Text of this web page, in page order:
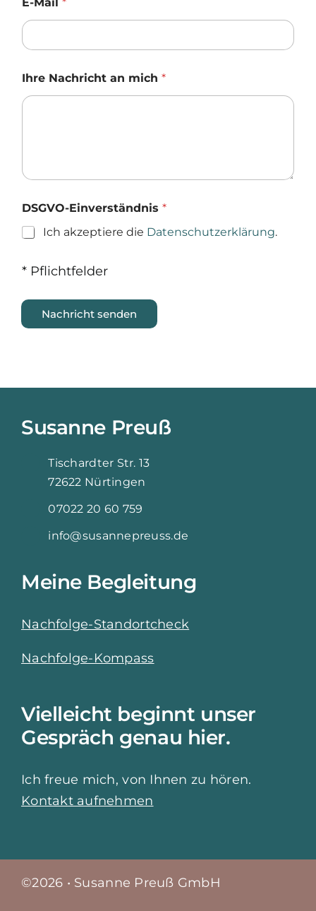
ä
n
i
s
h
i
c
h
t
Ihre Nachricht an mich *
DSGVO-Einverständnis *
Ich akzeptiere die Datenschutzerklärung.
* Pflichtfelder
Nachricht senden
Susanne Preuß
Tischardter Str. 13
72622 Nürtingen
07022 20 60 759
info@susannepreuss.de
Meine Begleitung
Nachfolge-Standortcheck
Nachfolge-Kompass
Vielleicht beginnt unser
Gespräch genau hier.
Ich freue mich, von Ihnen zu hören.
Kontakt aufnehmen
©2026 • Susanne Preuß GmbH